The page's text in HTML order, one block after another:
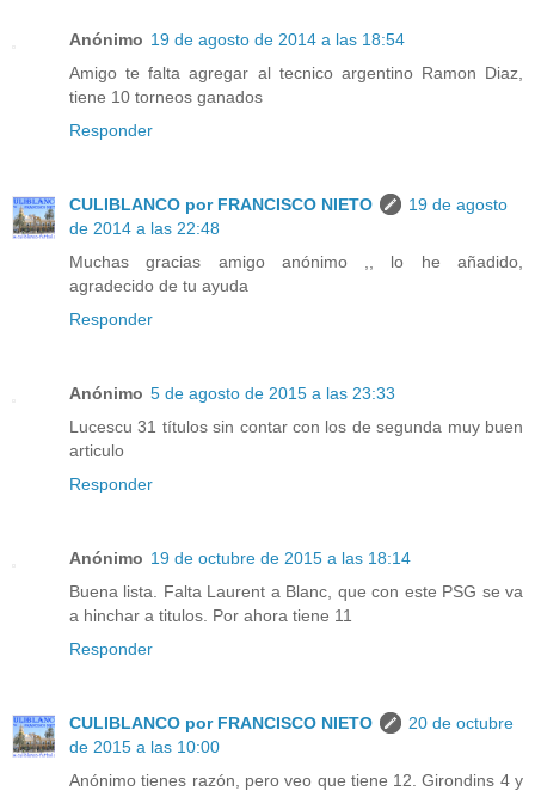
Anónimo 19 de agosto de 2014 a las 18:54
Amigo te falta agregar al tecnico argentino Ramon Diaz,
tiene 10 torneos ganados
Responder
CULIBLANCO por FRANCISCO NIETO
19 de agosto
de 2014 a las 22:48
Muchas gracias amigo anónimo ,, lo he añadido,
agradecido de tu ayuda
Responder
Anónimo 5 de agosto de 2015 a las 23:33
Lucescu 31 títulos sin contar con los de segunda muy buen
articulo
Responder
Anónimo 19 de octubre de 2015 a las 18:14
Buena lista. Falta Laurent a Blanc, que con este PSG se va
a hinchar a titulos. Por ahora tiene 11
Responder
CULIBLANCO por FRANCISCO NIETO
20 de octubre
de 2015 a las 10:00
Anónimo tienes razón, pero veo que tiene 12. Girondins 4 y